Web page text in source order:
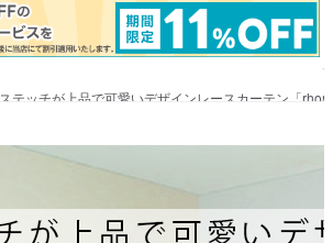
ステッチが上品で可愛いデザインレースカーテン「